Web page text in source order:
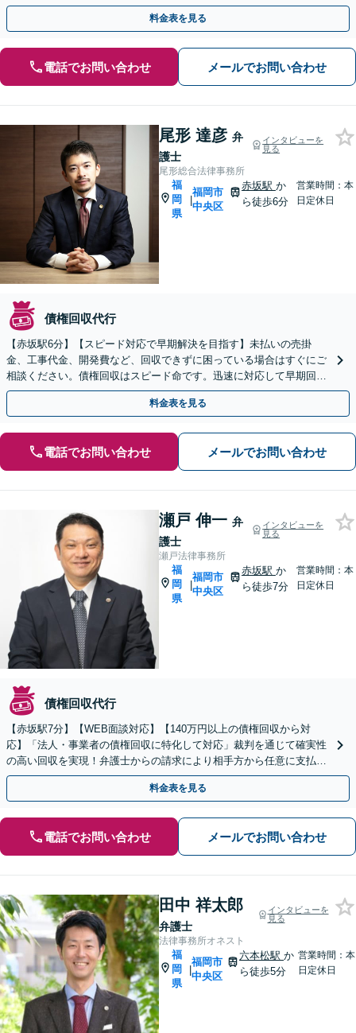
様も、債権回収のことなら当事務所にご相談ください。
料金表を見る
電話でお問い合わせ メールでお問い合わせ
尾形 達彦 弁
護士
インタビューを
見る
尾形総合法律事務所
福
岡
県
|
福岡市
中央区
赤坂駅 か
ら徒歩6分
営業時間：本
日定休日
債権回収代行
【赤坂駅6分】【スピード対応で早期解決を目指す】未払いの売掛
金、工事代金、開発費など、回収できずに困っている場合はすぐにご
相談ください。債権回収はスピード命です。迅速に対応して早期回収
を目指します。【休日・夜間面談可】
料金表を見る
電話でお問い合わせ メールでお問い合わせ
瀬戸 伸一 弁
護士
インタビューを
見る
瀬戸法律事務所
福
岡
県
|
福岡市
中央区
赤坂駅 か
ら徒歩7分
営業時間：本
日定休日
債権回収代行
【赤坂駅7分】【WEB面談対応】【140万円以上の債権回収から対
応】「法人・事業者の債権回収に特化して対応」裁判を通じて確実性
の高い回収を実現！弁護士からの請求により相手方から任意に支払わ
れるケースも多数あり「企業法務から債権回収まで」
料金表を見る
電話でお問い合わせ メールでお問い合わせ
田中 祥太郎
弁護士
インタビューを
見る
法律事務所オネスト
福
岡
県
|
福岡市
中央区
六本松駅か
ら徒歩5分
営業時間：本
日定休日